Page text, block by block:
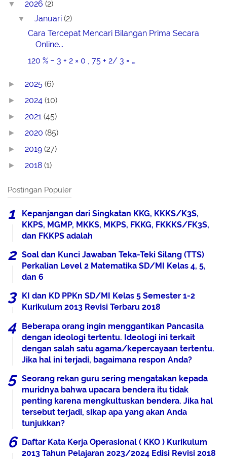
▼ 2026 (2)
▼ Januari(2)
Cara Tercepat Mencari Bilangan Prima Secara
Online...
120 % − 3 + 2 × 0 , 75 + 2/ 3 = …
► 2025 (6)
► 2024 (10)
► 2021 (45)
► 2020 (85)
► 2019 (27)
► 2018 (1)
Postingan Populer
Kepanjangan dari Singkatan KKG, KKKS/K3S,
KKPS, MGMP, MKKS, MKPS, FKKG, FKKKS/FK3S,
dan FKKPS adalah
Soal dan Kunci Jawaban Teka-Teki Silang (TTS)
Perkalian Level 2 Matematika SD/MI Kelas 4, 5,
dan 6
KI dan KD PPKn SD/MI Kelas 5 Semester 1-2
Kurikulum 2013 Revisi Terbaru 2018
Beberapa orang ingin menggantikan Pancasila
dengan ideologi tertentu. Ideologi ini terkait
dengan salah satu agama/kepercayaan tertentu.
Jika hal ini terjadi, bagaimana respon Anda?
Seorang rekan guru sering mengatakan kepada
muridnya bahwa upacara bendera itu tidak
penting karena mengkultuskan bendera. Jika hal
tersebut terjadi, sikap apa yang akan Anda
tunjukkan?
Daftar Kata Kerja Operasional ( KKO ) Kurikulum
2013 Tahun Pelajaran 2023/2024 Edisi Revisi 2018